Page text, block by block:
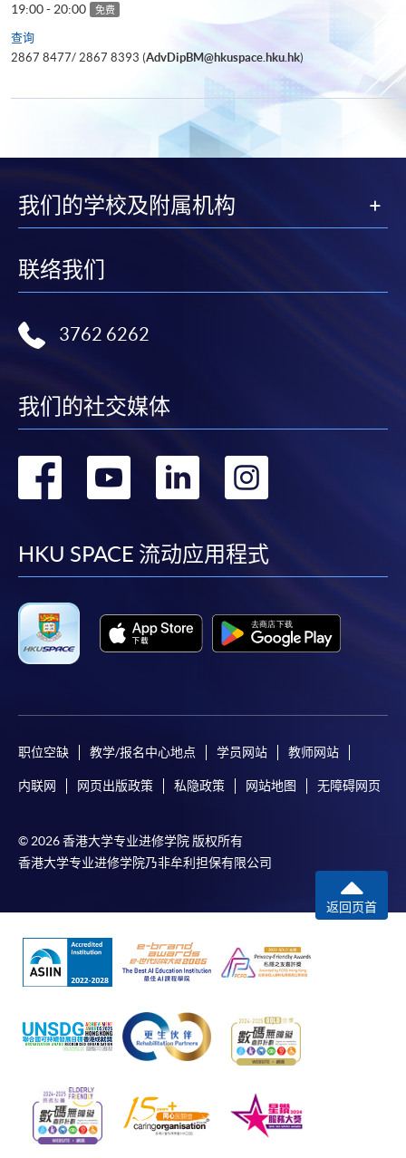
19:00 - 20:00 免费
查询
2867 8477/ 2867 8393 (AdvDipBM@hkuspace.hku.hk)
我们的学校及附属机构
联络我们
3762 6262
我们的社交媒体
转
facebook
转
youtube
转
linkedin
转
HKU SPACE 流动应用程式
职位空缺 教学/报名中心地点 学员网站 教师网站
内联网 网页出版政策 私隐政策 网站地图 无障碍网页
© 2026 香港大学专业进修学院 版权所有
香港大学专业进修学院乃非牟利担保有限公司
返回页首